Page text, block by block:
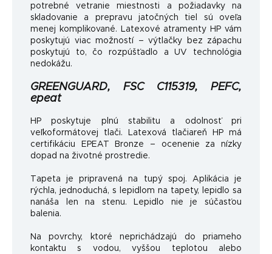
potrebné vetranie miestnosti a požiadavky na
skladovanie a prepravu jatočných tiel sú oveľa
menej komplikované. Latexové atramenty HP vám
poskytujú viac možností – výtlačky bez zápachu
poskytujú to, čo rozpúšťadlo a UV technológia
nedokážu.
GREENGUARD, FSC C115319, PEFC,
epeat
HP poskytuje plnú stabilitu a odolnosť pri
veľkoformátovej tlači. Latexová tlačiareň HP má
certifikáciu EPEAT Bronze – ocenenie za nízky
dopad na životné prostredie.
Tapeta je pripravená na tupý spoj. Aplikácia je
rýchla, jednoduchá, s lepidlom na tapety, lepidlo sa
nanáša len na stenu. Lepidlo nie je súčasťou
balenia.
Na povrchy, ktoré neprichádzajú do priameho
kontaktu s vodou, vyššou teplotou alebo